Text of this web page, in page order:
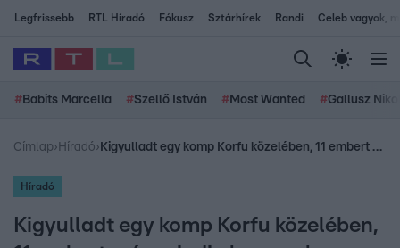
Legfrissebb RTL Híradó Fókusz Sztárhírek Randi Celeb vagyok,
# Babits Marcella #Szellő István # Most Wanted #Gallusz
Címlap› Híradó› Kigyulladt egy komp Korfu közelében, 11 embert még mindig keresnek
Híradó
Kigyulladt egy komp Korfu közelében,